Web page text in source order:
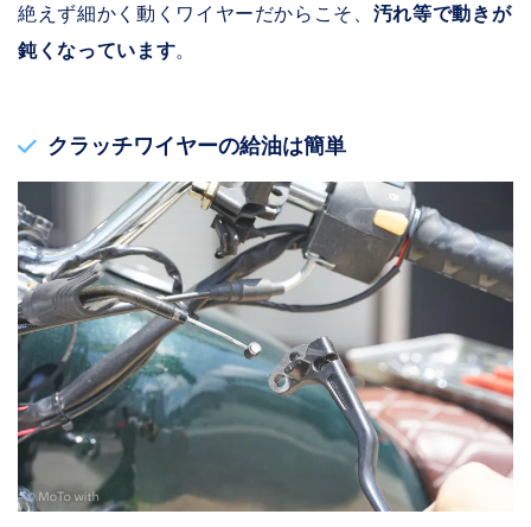
絶えず細かく動くワイヤーだからこそ、 汚れ等で動きが
鈍くなっています。
クラッチワイヤーの給油は簡単